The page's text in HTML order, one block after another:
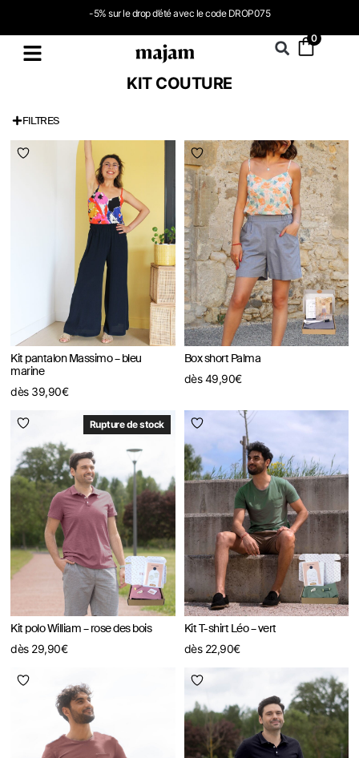
-5% sur le drop d’été avec le code DROP075
0
KIT COUTURE
FILTRES
Kit pantalon Massimo – bleu
marine
dès 39,90€
Box short Palma
dès49,90€
Rupture de stock
Kit polo William – rose des bois
dès 29,90€
Kit T-shirt Léo – vert
dès 22,90€